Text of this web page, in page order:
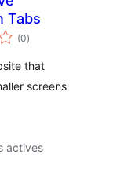
Tabs
(0notes
en
)
that
screens
actives